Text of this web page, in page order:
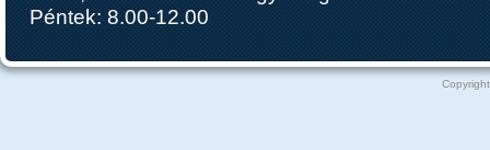
Péntek: 8.00-12.00